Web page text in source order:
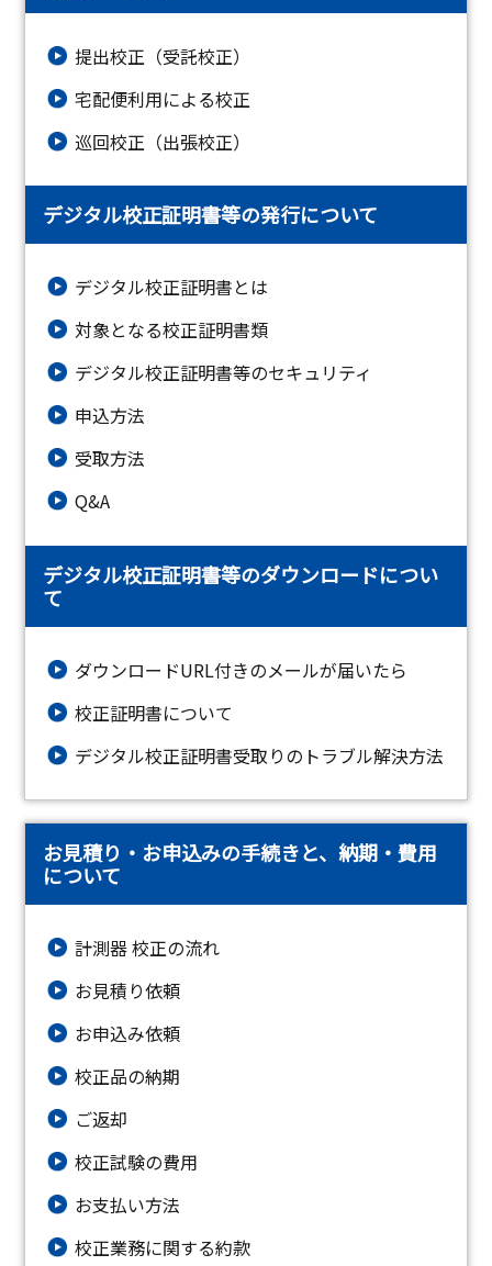
提出校正（受託校正）
宅配便利用による校正
巡回校正（出張校正）
デジタル校正証明書等の発行について
デジタル校正証明書とは
対象となる校正証明書類
デジタル校正証明書等のセキュリティ
申込方法
受取方法
Q&A
デジタル校正証明書等のダウンロードについ
て
ダウンロードURL付きのメールが届いたら
校正証明書について
デジタル校正証明書受取りのトラブル解決方法
お見積り・お申込みの手続きと、納期・費用
について
計測器 校正の流れ
お見積り依頼
お申込み依頼
校正品の納期
ご返却
校正試験の費用
お支払い方法
校正業務に関する約款